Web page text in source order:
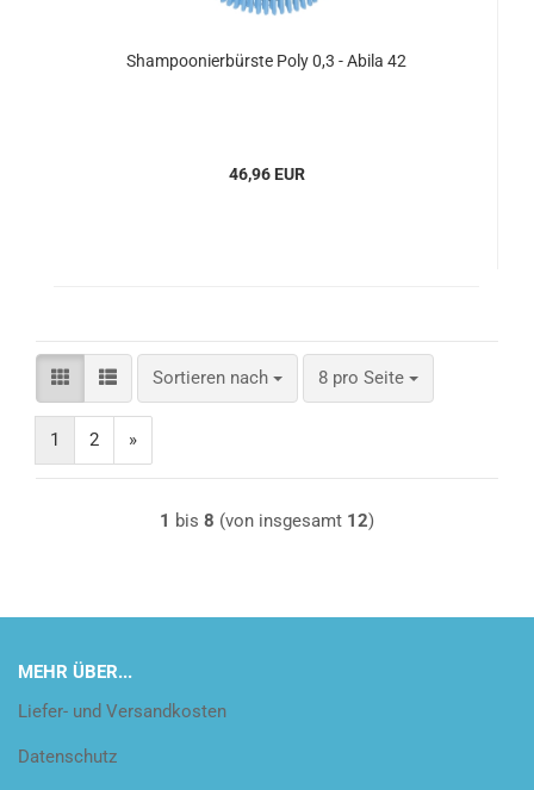
Shampoonierbürste Poly 0,3 - Abila 42
46,96 EUR
Sortieren nach
Sortieren nach 8 pro Seite
pro Seite
1 2 »
1 bis 8 (von insgesamt 12)
MEHR ÜBER...
Liefer- und Versandkosten
Datenschutz